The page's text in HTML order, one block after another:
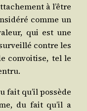
à l’être
comme un
qui est une
contre les
convoi­tise, tel le
fait qu’il pos­sède
du fait qu’il a